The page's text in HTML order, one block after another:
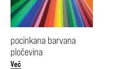
pocinkana barvana
pločevina
Več